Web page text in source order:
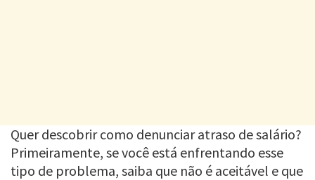
Quer descobrir como denunciar atraso de salário?
Primeiramente, se você está enfrentando esse
tipo de problema, saiba que não é aceitável e que